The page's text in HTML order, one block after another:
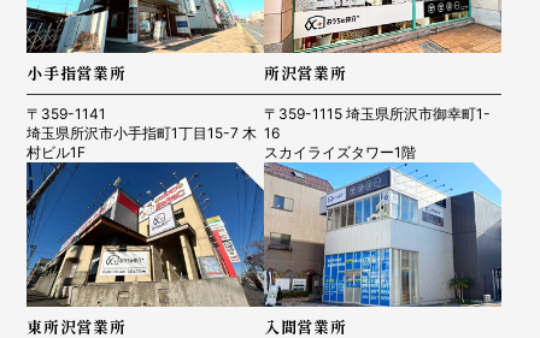
小手指営業所
〒359-1141
埼玉県所沢市小手指町1丁目15-7 木
村ビル1F
所沢営業所
〒359-1115 埼玉県所沢市御幸町1-
16
スカイライズタワー1階
東所沢営業所 入間営業所